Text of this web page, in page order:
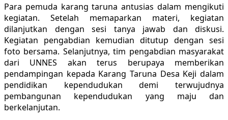
Para pemuda karang taruna antusias dalam mengikuti
kegiatan. Setelah memaparkan materi, kegiatan
dilanjutkan dengan sesi tanya jawab dan diskusi.
Kegiatan pengabdian kemudian ditutup dengan sesi
foto bersama. Selanjutnya, tim pengabdian masyarakat
dari UNNES akan terus berupaya memberikan
pendampingan kepada Karang Taruna Desa Keji dalam
pendidikan kependudukan demi terwujudnya
pembangunan kependudukan yang maju dan
berkelanjutan.